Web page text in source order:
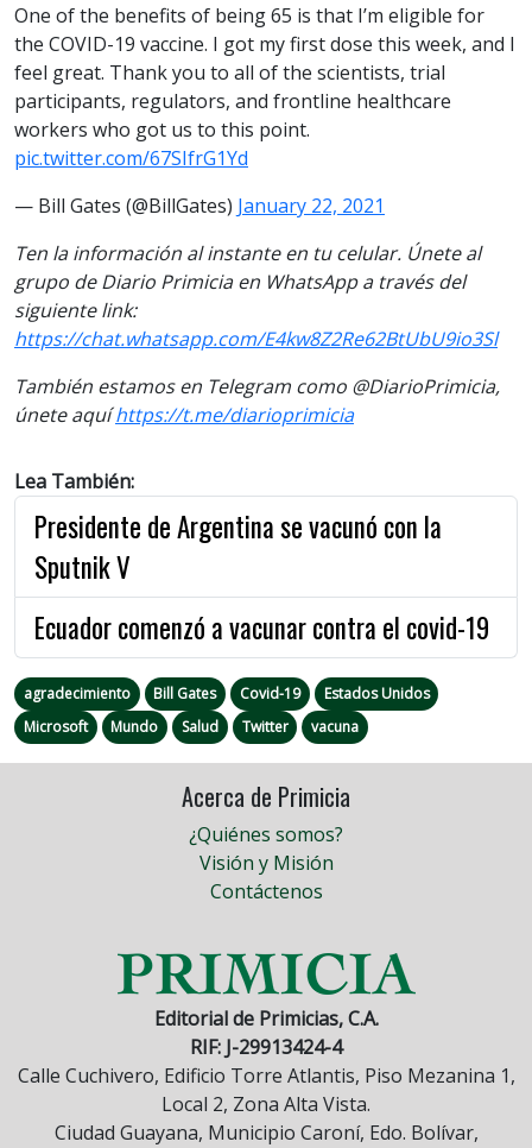
One of the benefits of being 65 is that I’m eligible for
the COVID-19 vaccine. I got my first dose this week, and I
feel great. Thank you to all of the scientists, trial
participants, regulators, and frontline healthcare
workers who got us to this point.
pic.twitter.com/67SIfrG1Yd
— Bill Gates (@BillGates) January 22, 2021
Ten la información al instante en tu celular. Únete al
grupo de Diario Primicia en WhatsApp a través del
siguiente link:
https://chat.whatsapp.com/E4kw8Z2Re62BtUbU9io3Sl
También estamos en Telegram como @DiarioPrimicia,
únete aquíhttps://t.me/diarioprimicia
Lea También:
Presidente de Argentina se vacunó con la
Sputnik V
Ecuador comenzó a vacunar contra el covid-19
agradecimiento Bill Gates Covid-19
Estados Unidos
Microsoft
Mundo Salud Twitter vacuna
Acerca de Primicia
¿Quiénes somos?
Visión y Misión
Contáctenos
Editorial de Primicias, C.A.
RIF: J-29913424-4
Calle Cuchivero, Edificio Torre Atlantis, Piso Mezanina 1,
Local 2, Zona Alta Vista.
Ciudad Guayana, Municipio Caroní, Edo. Bolívar,